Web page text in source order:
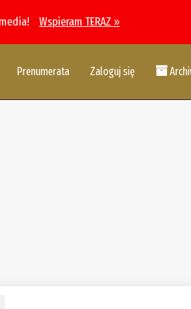
Wspieram TERAZ »
Prenumerata Zaloguj się